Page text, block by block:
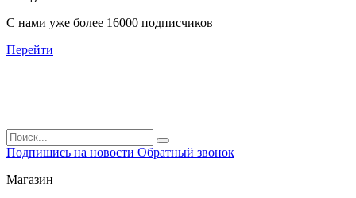
С нами уже более 16000 подписчиков
Перейти
Подпишись на новости Обратный звонок
Магазин